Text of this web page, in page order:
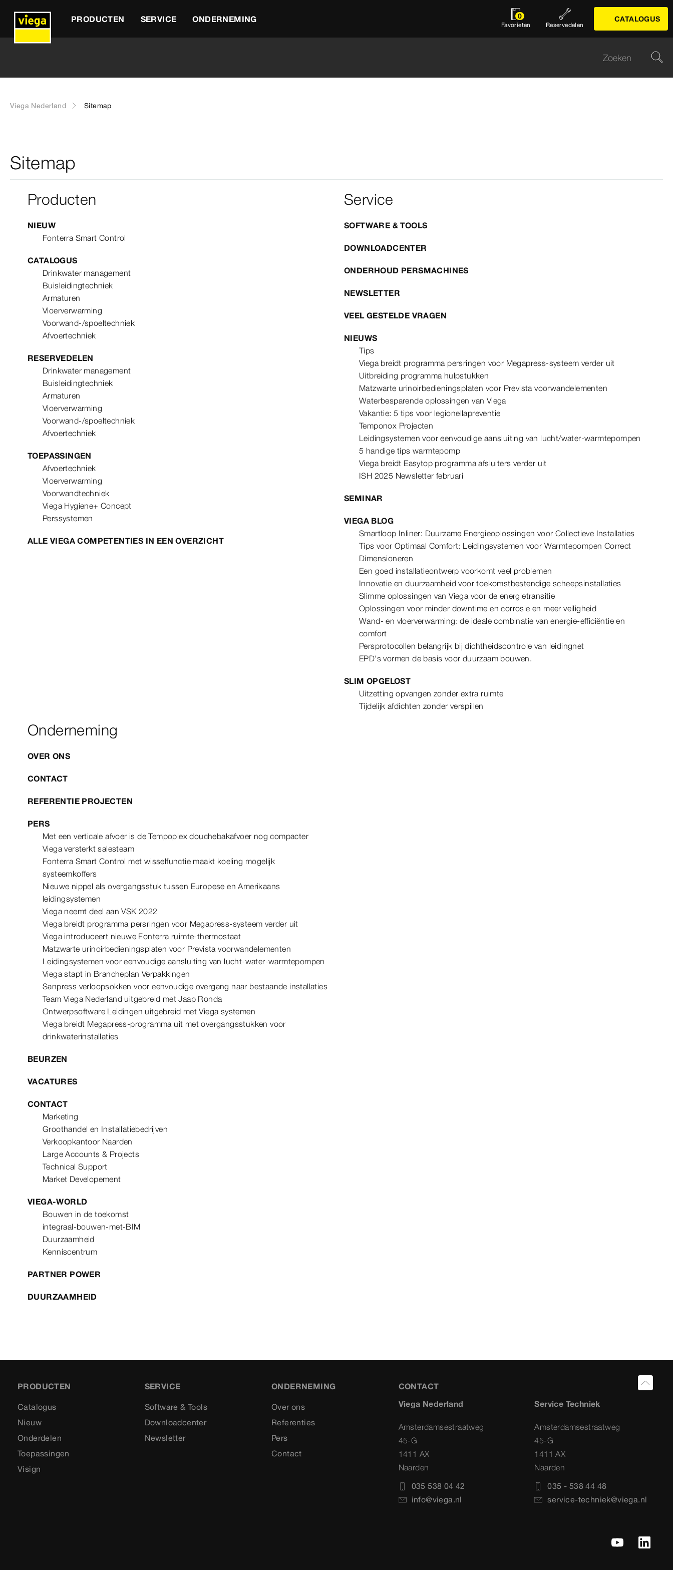
PRODUCTEN SERVICE ONDERNEMING 0
Favorieten Reservedelen
CATALOGUS
Viega Nederland Sitemap
Sitemap
Producten
NIEUW
Fonterra Smart Control
CATALOGUS
Drinkwater management
Buisleidingtechniek
Armaturen
Vloerverwarming
Voorwand-/spoeltechniek
Afvoertechniek
RESERVEDELEN
Drinkwater management
Buisleidingtechniek
Armaturen
Vloerverwarming
Voorwand-/spoeltechniek
Afvoertechniek
TOEPASSINGEN
Afvoertechniek
Vloerverwarming
Voorwandtechniek
Viega Hygiene+ Concept
Perssystemen
ALLE VIEGA COMPETENTIES IN EEN OVERZICHT
Service
SOFTWARE & TOOLS
DOWNLOADCENTER
ONDERHOUD PERSMACHINES
NEWSLETTER
VEEL GESTELDE VRAGEN
NIEUWS
Tips
Viega breidt programma persringen voor Megapress-systeem verder uit
Uitbreiding programma hulpstukken
Matzwarte urinoirbedieningsplaten voor Prevista voorwandelementen
Waterbesparende oplossingen van Viega
Vakantie: 5 tips voor legionellapreventie
Temponox Projecten
Leidingsystemen voor eenvoudige aansluiting van lucht/water-warmtepompen
5 handige tips warmtepomp
Viega breidt Easytop programma afsluiters verder uit
ISH 2025 Newsletter februari
SEMINAR
VIEGA BLOG
Smartloop Inliner: Duurzame Energieoplossingen voor Collectieve Installaties
Tips voor Optimaal Comfort: Leidingsystemen voor Warmtepompen Correct
Dimensioneren
Een goed installatieontwerp voorkomt veel problemen
Innovatie en duurzaamheid voor toekomstbestendige scheepsinstallaties
Slimme oplossingen van Viega voor de energietransitie
Oplossingen voor minder downtime en corrosie en meer veiligheid
Wand- en vloerverwarming: de ideale combinatie van energie-efficiëntie en
comfort
Persprotocollen belangrijk bij dichtheidscontrole van leidingnet
EPD's vormen de basis voor duurzaam bouwen.
SLIM OPGELOST
Uitzetting opvangen zonder extra ruimte
Tijdelijk afdichten zonder verspillen
Onderneming
OVER ONS
CONTACT
REFERENTIE PROJECTEN
PERS
Met een verticale afvoer is de Tempoplex douchebakafvoer nog compacter
Viega versterkt salesteam
Fonterra Smart Control met wisselfunctie maakt koeling mogelijk
systeemkoffers
Nieuwe nippel als overgangsstuk tussen Europese en Amerikaans
leidingsystemen
Viega neemt deel aan VSK 2022
Viega breidt programma persringen voor Megapress-systeem verder uit
Viega introduceert nieuwe Fonterra ruimte-thermostaat
Matzwarte urinoirbedieningsplaten voor Prevista voorwandelementen
Leidingsystemen voor eenvoudige aansluiting van lucht-water-warmtepompen
Viega stapt in Brancheplan Verpakkingen
Sanpress verloopsokken voor eenvoudige overgang naar bestaande installaties
Team Viega Nederland uitgebreid met Jaap Ronda
Ontwerpsoftware Leidingen uitgebreid met Viega systemen
Viega breidt Megapress-programma uit met overgangsstukken voor
drinkwaterinstallaties
BEURZEN
VACATURES
CONTACT
Marketing
Groothandel en Installatiebedrijven
Verkoopkantoor Naarden
Large Accounts & Projects
Technical Support
Market Developement
VIEGA-WORLD
Bouwen in de toekomst
integraal-bouwen-met-BIM
Duurzaamheid
Kenniscentrum
PARTNER POWER
DUURZAAMHEID
PRODUCTEN
Catalogus
Nieuw
Onderdelen
Toepassingen
Visign
SERVICE
Software & Tools
Downloadcenter
Newsletter
ONDERNEMING
Over ons
Referenties
Pers
Contact
CONTACT
Viega Nederland
Amsterdamsestraatweg
45-G
1411 AX
Naarden
035 538 04 42
info@viega.nl
Service Techniek
Amsterdamsestraatweg
45-G
1411 AX
Naarden
035 - 538 44 48
service-techniek@viega.nl